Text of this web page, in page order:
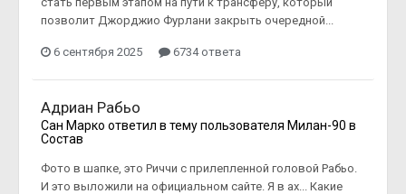
позволит Джорджио Фурлани закрыть очередной...
6 сентября 2025 6734 ответа
Адриан Рабьо
Сан Марко ответил в тему пользователя Милан-90 в
Состав
Фото в шапке, это Риччи с прилепленной головой Рабьо.
И это выложили на официальном сайте. Я в ах... Какие